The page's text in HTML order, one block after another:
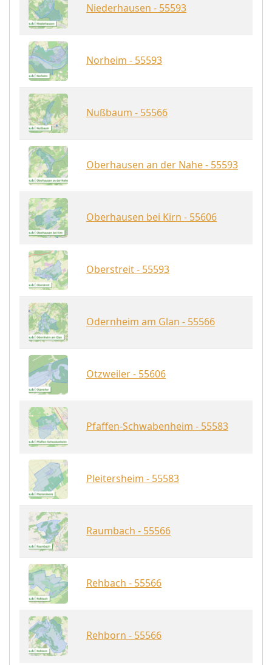
Niederhausen - 55593
Norheim - 55593
Nußbaum - 55566
Oberhausen an der Nahe - 55593
Oberhausen bei Kirn - 55606
Oberstreit - 55593
Odernheim am Glan - 55566
Otzweiler - 55606
Pfaffen-Schwabenheim - 55583
Pleitersheim - 55583
Raumbach - 55566
Rehbach - 55566
Rehborn - 55566